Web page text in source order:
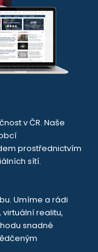
v ČR. Naše
prostřednictvím
sítí.
Umíme a rádi
realitu,
snadné